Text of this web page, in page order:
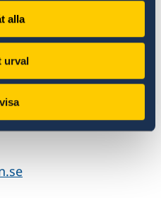
alla
urval
からのお問い合わせ